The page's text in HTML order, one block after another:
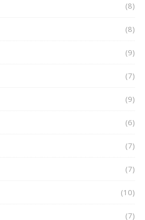
(8)
(8)
(9)
(7)
(9)
(6)
(7)
(7)
(10)
(7)